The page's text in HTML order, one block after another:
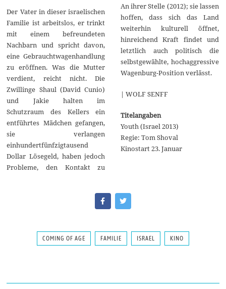
Der Vater in dieser israelischen
Familie ist arbeitslos, er trinkt
mit einem befreundeten
Nachbarn und spricht davon,
eine Gebrauchtwagenhandlung
zu eröffnen. Was die Mutter
verdient, reicht nicht. Die
Zwillinge Shaul (David Cunio)
und Jakie halten im
Schutzraum des Kellers ein
entführtes Mädchen gefangen,
sie verlangen
einhundertfünfzigtausend
Dollar Lösegeld, haben jedoch
Probleme, den Kontakt zu
An ihrer Stelle (2012); sie lassen
hoffen, dass sich das Land
weiterhin kulturell öffnet,
hinreichend Kraft findet und
letztlich auch politisch die
selbstgewählte, hochaggressive
Wagenburg-Position verlässt.
| WOLF SENFF
Titelangaben
Youth (Israel 2013)
Regie: Tom Shoval
Kinostart 23. Januar
COMING OF AGE FAMILIE ISRAEL KINO